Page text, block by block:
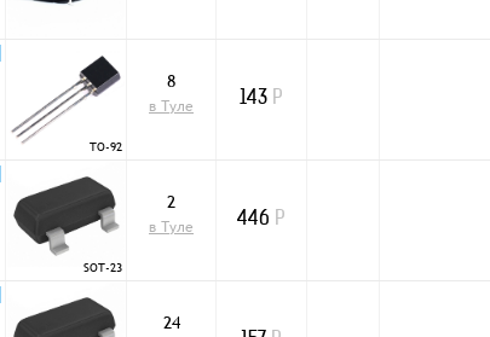
TO-92
8
в Туле
143 Р
SOT-23
2
в Туле
446 Р
24